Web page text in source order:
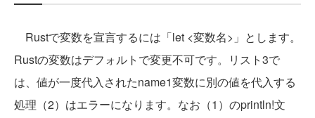
Rustで変数を宣言するには「let <変数名>」とします。
Rustの変数はデフォルトで変更不可です。リスト3で
は、値が一度代入されたname1変数に別の値を代入する
処理（2）はエラーになります。なお（1）のprintln!文